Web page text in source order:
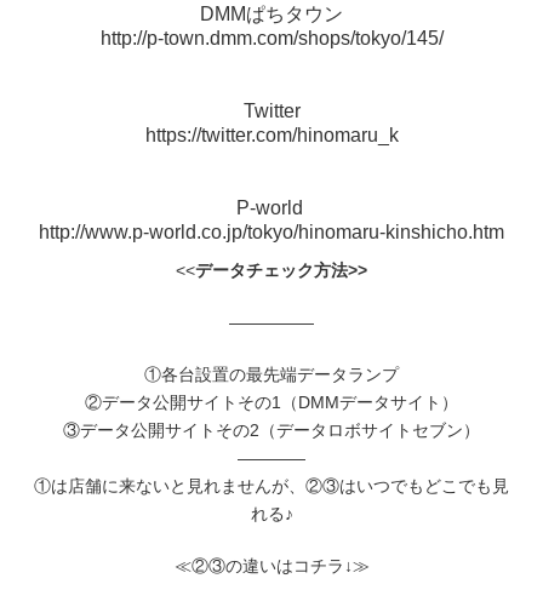
DMMぱちタウン
http://p-town.dmm.com/shops/tokyo/145/
Twitter
https://twitter.com/hinomaru_k
P-world
http://www.p-world.co.jp/tokyo/hinomaru-kinshicho.htm
<<データチェック方法>>
―――――
①各台設置の最先端データランプ
②データ公開サイトその1（DMMデータサイト）
③データ公開サイトその2（データロボサイトセブン）
――――
①は店舗に来ないと見れませんが、②③はいつでもどこでも見
れる♪
≪②③の違いはコチラ↓≫